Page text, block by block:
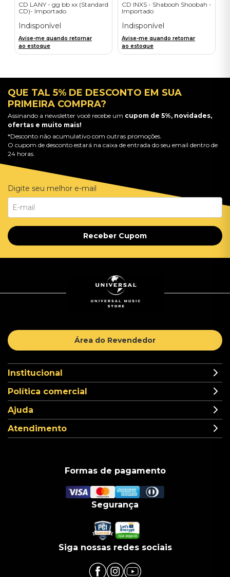
CD LANY - gg bb xx (Standard
CD)- Importado
Indisponível
Avise-me quando retornar
ao estoque
CD INXS - Shabooh Shoobah -
Importado
Indisponível
Avise-me quando retornar
ao estoque
QUE TAL 5% DE DESCONTO EM SUA
PRIMEIRA COMPRA?
Assinando a newsletter você recebe um cupom de 5%, novidades,
ofertas e muito mais!
*Desconto não acumulativo com outras promoções.
O cupom de desconto estará na caixa de entrada do seu email dentro de
24 horas.
Digite seu melhor e-mail
Receber Cupom
Área do Revendedor
Institucional
Política comercial
Ajuda
Atendimento
Formas de pagamento
Segurança
Siga nossas redes sociais